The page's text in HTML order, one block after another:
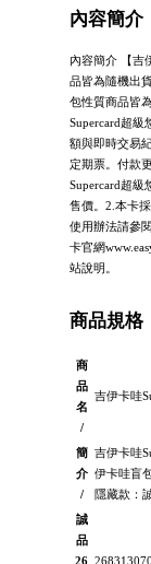
內容簡介
內容簡介 【吉
品皆為隨機出
包性質商品皆
Supercard超
額與即時交易
定期票。付款
Supercard超級
售價。2.本卡
使用辦法請參
卡官網
站說明。
商品規格
商
品
名
/
吉伊卡哇
簡
介
/
吉伊卡哇
伊卡哇盲
隱藏款：
誠
品
26